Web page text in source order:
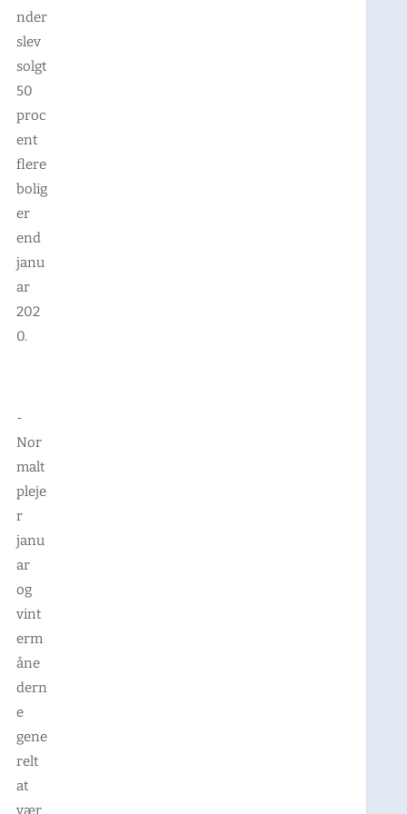
nder
slev
solgt
50
proc
ent
flere
bolig
er
end
janu
ar
202
0.
-
Nor
malt
pleje
r
janu
ar
og
vint
erm
åne
dern
e
gene
relt
at
vær